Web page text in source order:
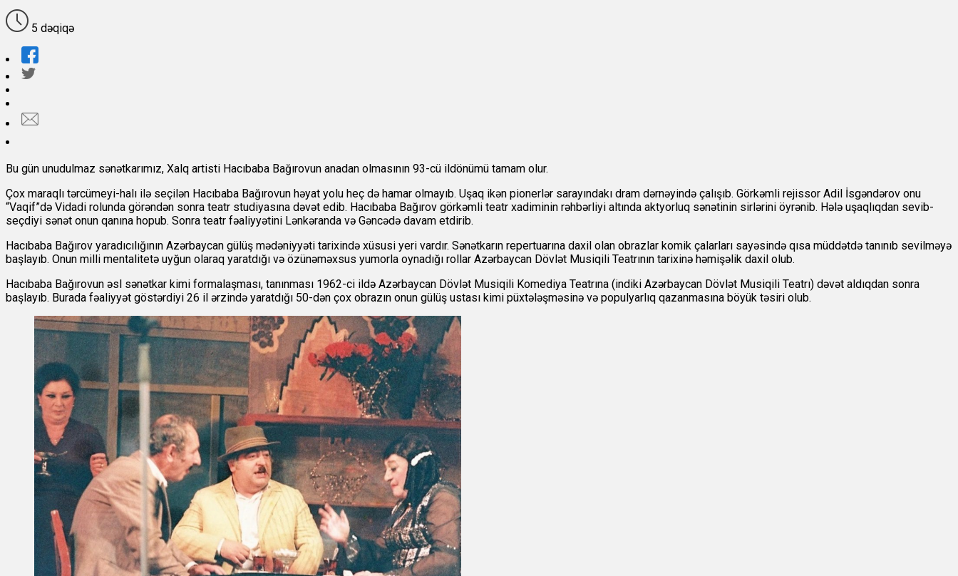
5 dəqiqə
Bu gün unudulmaz sənətkarımız, Xalq artisti Hacıbaba Bağırovun anadan olmasının 93-cü ildönümü tamam olur.
Çox maraqlı tərcümeyi-halı ilə seçilən Hacıbaba Bağırovun həyat yolu heç də hamar olmayıb. Uşaq ikən pionerlər sarayındakı dram dərnəyində çalışıb. Görkəmli rejissor Adil İsgəndərov onu
“Vaqif”də Vidadi rolunda görəndən sonra teatr studiyasına dəvət edib. Hacıbaba Bağırov görkəmli teatr xadiminin rəhbərliyi altında aktyorluq sənətinin sirlərini öyrənib. Hələ uşaqlıqdan sevib-
seçdiyi sənət onun qanına hopub. Sonra teatr fəaliyyətini Lənkəranda və Gəncədə davam etdirib.
Hacıbaba Bağırov yaradıcılığının Azərbaycan gülüş mədəniyyəti tarixində xüsusi yeri vardır. Sənətkarın repertuarına daxil olan obrazlar komik çalarları sayəsində qısa müddətdə tanınıb sevilməyə
başlayıb. Onun milli mentalitetə uyğun olaraq yaratdığı və özünəməxsus yumorla oynadığı rollar Azərbaycan Dövlət Musiqili Teatrının tarixinə həmişəlik daxil olub.
Hacıbaba Bağırovun əsl sənətkar kimi formalaşması, tanınması 1962-ci ildə Azərbaycan Dövlət Musiqili Komediya Teatrına (indiki Azərbaycan Dövlət Musiqili Teatrı) dəvət aldıqdan sonra
başlayıb. Burada fəaliyyət göstərdiyi 26 il ərzində yaratdığı 50-dən çox obrazın onun gülüş ustası kimi püxtələşməsinə və populyarlıq qazanmasına böyük təsiri olub.